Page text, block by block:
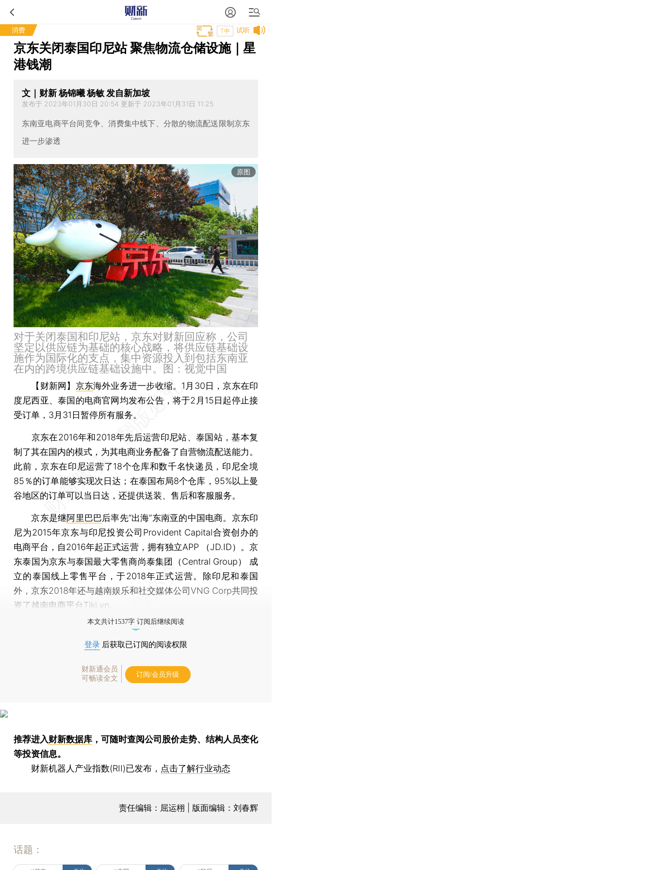
消费 试听
T中
京东关闭泰国印尼站 聚焦物流仓储设施｜星
港钱潮
文｜财新 杨锦曦 杨敏 发自新加坡
发布于 2023年01月30日 20:54 更新于 2023年01月31日 11:25
东南亚电商平台间竞争、消费集中线下、分散的物流配送限制京东
进一步渗透
原图
对于关闭泰国和印尼站，京东对财新回应称，公司
坚定以供应链为基础的核心战略，将供应链基础设
施作为国际化的支点，集中资源投入到包括东南亚
在内的跨境供应链基础设施中。图：视觉中国
【财新网】 京东海外业务进一步收缩。1月30日，京东在印
度尼西亚、泰国的电商官网均发布公告，将于2月15日起停止接
受订单，3月31日暂停所有服务。
京东在2016年和2018年先后运营印尼站、泰国站，基本复
制了其在国内的模式，为其电商业务配备了自营物流配送能力。
此前，京东在印尼运营了18个仓库和数千名快递员，印尼全境
85％的订单能够实现次日达；在泰国布局8个仓库，95%以上曼
谷地区的订单可以当日达，还提供送装、售后和客服服务。
京东是继阿里巴巴后率先“出海”东南亚的中国电商。京东印
尼为2015年京东与印尼投资公司Provident Capital合资创办的
电商平台，自2016年起正式运营，拥有独立APP （JD.ID）。京
东泰国为京东与泰国最大零售商尚泰集团（Central Group） 成
立的泰国线上零售平台，于2018年正式运营。除印尼和泰国
外，京东2018年还与越南娱乐和社交媒体公司VNG Corp共同投
资了越南电商平台Tiki.vn。
本文共计1537字 订阅后继续阅读
登录 后获取已订阅的阅读权限
财新通会员
可畅读全文
订阅/会员升级
推荐进入财新数据库 ，可随时查阅公司股价走势、结构人员变化
等投资信息。
财新机器人产业指数(RII)已发布， 点击了解行业动态
责任编辑：屈运栩 | 版面编辑：刘春辉
话题：